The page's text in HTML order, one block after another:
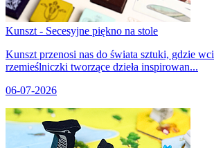
Kunszt - Secesyjne piękno na stole
Kunszt przenosi nas do świata sztuki, gdzie
rzemieślniczki tworzące dzieła inspirowan...
06-07-2026